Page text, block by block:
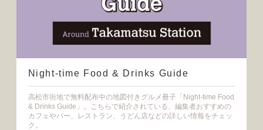
Night-time Food & Drinks Guide
高松市街地で無料配布中の地図付きグルメ冊子「Night-time Food
& Drinks Guide」。こちらで紹介されている、編集者おすすめの
カフェやバー、レストラン、うどん店などの詳しい情報をチェッ
ク。